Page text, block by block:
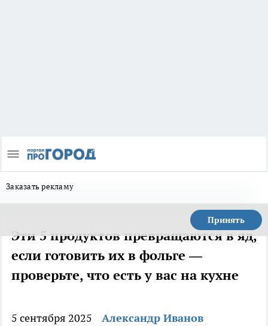
Заказать рекламу
Принять
Эти 5 продуктов превращаются в яд,
если готовить их в фольге —
проверьте, что есть у вас на кухне
5 сентября 2025 Александр Иванов